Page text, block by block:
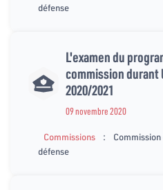
défense
L'examen du
commission
2020/2021
09 novembre 2020
Commissions :
défense